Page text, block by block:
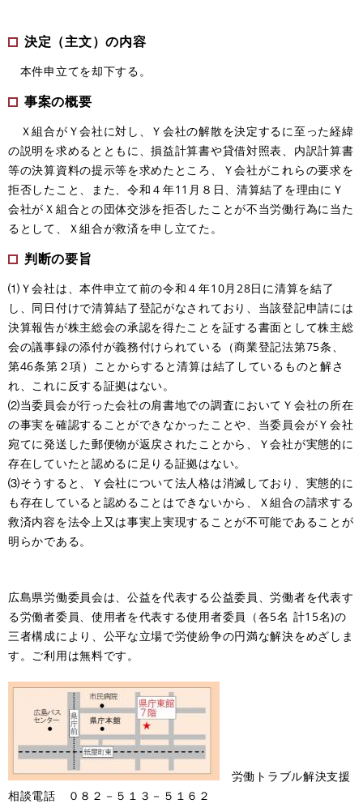
決定（主文）の内容
本件申立てを却下する。
事案の概要
Ｘ組合がＹ会社に対し、Ｙ会社の解散を決定するに至った経緯
の説明を求めるとともに、損益計算書や貸借対照表、内訳計算書
等の決算資料の提示等を求めたところ、Ｙ会社がこれらの要求を
拒否したこと、また、令和４年11月８日、清算結了を理由にＹ
会社がＸ組合との団体交渉を拒否したことが不当労働行為に当た
るとして、Ｘ組合が救済を申し立てた。
判断の要旨
⑴Ｙ会社は、本件申立て前の令和４年10月28日に清算を結了
し、同日付けで清算結了登記がなされており、当該登記申請には
決算報告が株主総会の承認を得たことを証する書面として株主総
会の議事録の添付が義務付けられている（商業登記法第75条、
第46条第２項）ことからすると清算は結了しているものと解さ
れ、これに反する証拠はない。
⑵当委員会が行った会社の肩書地での調査においてＹ会社の所在
の事実を確認することができなかったことや、当委員会がＹ会社
宛てに発送した郵便物が返戻されたことから、Ｙ会社が実態的に
存在していたと認めるに足りる証拠はない。
⑶そうすると、Ｙ会社について法人格は消滅しており、実態的に
も存在していると認めることはできないから、Ｘ組合の請求する
救済内容を法令上又は事実上実現することが不可能であることが
明らかである。
​広島県労働委員会は、公益を代表する公益委員、労働者を代表す
る労働者委員、使用者を代表する使用者委員（各5名 計15名)の
三者構成により、公平な立場で労使紛争の円満な解決をめざしま
す。ご利用は無料です。
労働トラブル解決支援
相談電話 ０８２－５１３－５１６２